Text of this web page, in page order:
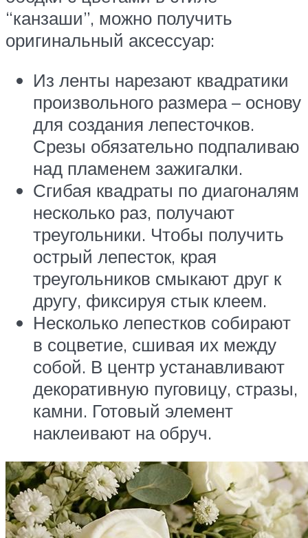
“канзаши”, можно получить
оригинальный аксессуар:
Из ленты нарезают квадратики
произвольного размера – основу
для создания лепесточков.
Срезы обязательно подпаливаю
над пламенем зажигалки.
Сгибая квадраты по диагоналям
несколько раз, получают
треугольники. Чтобы получить
острый лепесток, края
треугольников смыкают друг к
другу, фиксируя стык клеем.
Несколько лепестков собирают
в соцветие, сшивая их между
собой. В центр устанавливают
декоративную пуговицу, стразы,
камни. Готовый элемент
наклеивают на обруч.